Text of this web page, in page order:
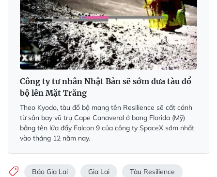
Công ty tư nhân Nhật Bản sẽ sớm đưa tàu đổ
bộ lên Mặt Trăng
Theo Kyodo, tàu đổ bộ mang tên Resilience sẽ cất cánh
từ sân bay vũ trụ Cape Canaveral ở bang Florida (Mỹ)
bằng tên lửa đẩy Falcon 9 của công ty SpaceX sớm nhất
vào tháng 12 năm nay.
Báo Gia Lai Gia Lai Tàu Resilience